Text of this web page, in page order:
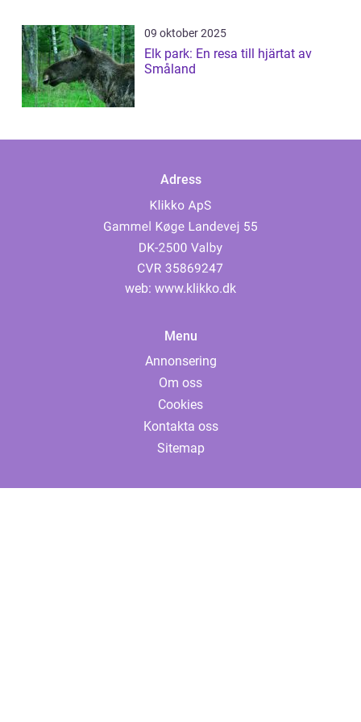
09 oktober 2025
Elk park: En resa till hjärtat av
Småland
Adress
web: www.klikko.dk
Menu
Annonsering
Om oss
Cookies
Kontakta oss
Sitemap